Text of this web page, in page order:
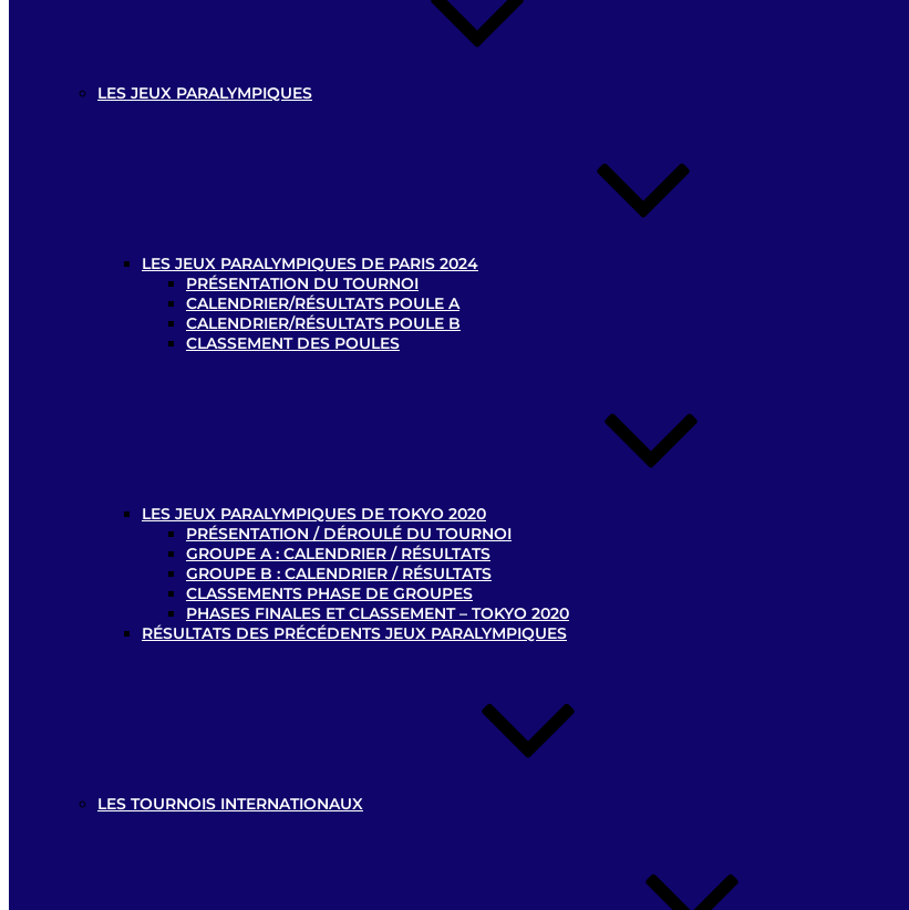
LES JEUX PARALYMPIQUES
LES JEUX PARALYMPIQUES DE PARIS 2024
PRÉSENTATION DU TOURNOI
CALENDRIER/RÉSULTATS POULE A
CALENDRIER/RÉSULTATS POULE B
CLASSEMENT DES POULES
LES JEUX PARALYMPIQUES DE TOKYO 2020
PRÉSENTATION / DÉROULÉ DU TOURNOI
GROUPE A : CALENDRIER / RÉSULTATS
GROUPE B : CALENDRIER / RÉSULTATS
CLASSEMENTS PHASE DE GROUPES
PHASES FINALES ET CLASSEMENT – TOKYO 2020
RÉSULTATS DES PRÉCÉDENTS JEUX PARALYMPIQUES
LES TOURNOIS INTERNATIONAUX